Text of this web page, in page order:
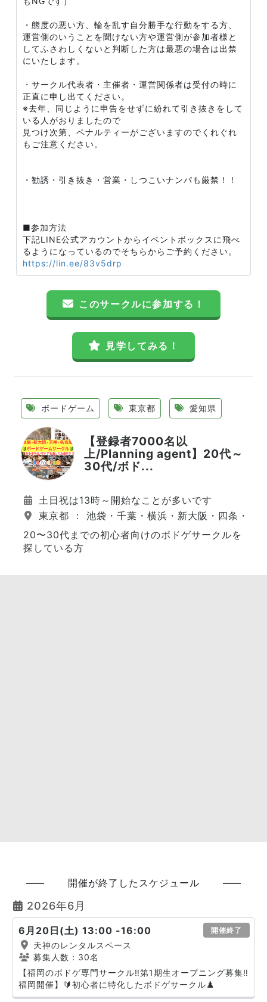
・態度の悪い方、輪を乱す自分勝手な行動をする方、
運営側のいうことを聞けない方や運営側が参加者様と
してふさわしくないと判断した方は最悪の場合は出禁
にいたします。
・サークル代表者・主催者・運営関係者は受付の時に
正直に申し出てください。
※去年、同じように申告をせずに紛れて引き抜きをして
いる人がおりましたので
見つけ次第、ペナルティーがございますのでくれぐれ
もご注意ください。
・勧誘・引き抜き・営業・しつこいナンパも厳禁！！
■参加方法
下記LINE公式アカウントからイベントボックスに飛べ
るようになっているのでそちらからご予約ください。
https://lin.ee/83v5drp
このサークルに参加する！
見学してみる！
ボードゲーム 東京都 愛知県
【登録者7000名以
上/Planning agent】20代～
30代/ボド...
土日祝は13時～開始なことが多いです
東京都 ： 池袋・千葉・横浜・新大阪・四条・天
20〜30代までの初心者向けのボドゲサークルを
探している方
開催が終了したスケジュール
2026年6月
6月20日(土) 13:00 -16:00 開催終了
天神のレンタルスペース
募集人数：30名
【福岡のボドゲ専門サークル‼️第1期生オープニング募集‼️
福岡開催】🔰初心者に特化したボドゲサークル♟️